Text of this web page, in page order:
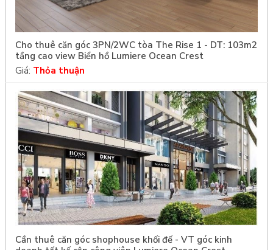
Cho thuê căn góc 3PN/2WC tòa The Rise 1 - DT: 103m2
tầng cao view Biển hồ Lumiere Ocean Crest
Giá: Thỏa thuận
Cần thuê căn góc shophouse khối đế - VT góc kinh